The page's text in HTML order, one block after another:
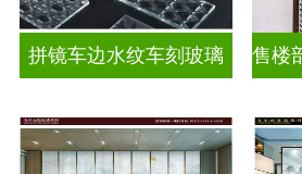
拼镜车边水纹车刻玻璃